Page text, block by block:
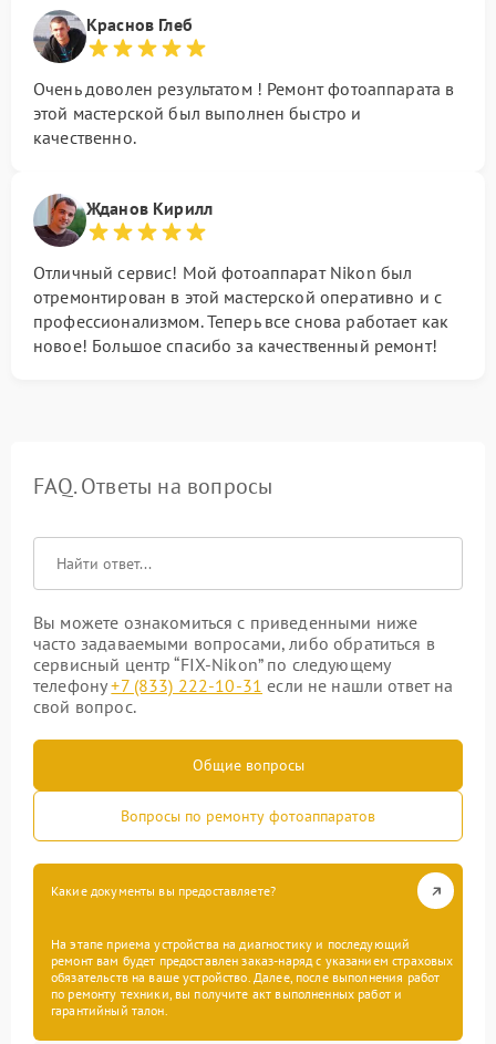
Краснов Глеб
Очень доволен результатом ! Ремонт фотоаппарата в
этой мастерской был выполнен быстро и
качественно.
Жданов Кирилл
Отличный сервис! Мой фотоаппарат Nikon был
отремонтирован в этой мастерской оперативно и с
профессионализмом. Теперь все снова работает как
новое! Большое спасибо за качественный ремонт!
FAQ. Ответы на вопросы
Вы можете ознакомиться с приведенными ниже
часто задаваемыми вопросами, либо обратиться в
сервисный центр “FIX-Nikon” по следующему
телефону+7 (833) 222-10-31 если не нашли ответ на
свой вопрос.
Общие вопросы
Вопросы по ремонту фотоаппаратов
Какие документы вы предоставляете?
На этапе приема устройства на диагностику и последующий
ремонт вам будет предоставлен заказ-наряд с указанием страховых
обязательств на ваше устройство. Далее, после выполнения работ
по ремонту техники, вы получите акт выполненных работ и
гарантийный талон.